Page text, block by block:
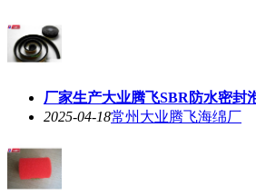
厂家生产大业腾飞SBR防水密封
2025-04-18常州大业腾飞海绵厂